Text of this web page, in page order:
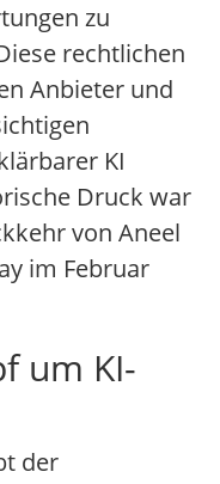
zu
rechtlichen
Anbieter und
KI
Druck war
von Aneel
im Februar
um KI-
der